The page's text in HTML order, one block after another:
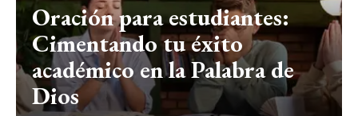
El mes en que Naciste, Significado Bíblico y
Mensaje oculto de tu cumpleaños
24:29
3 Preguntas Profundas para FORTALECER TU
RELACIÓN
24:15
Oración para estudiantes:
Cimentando tu éxito
académico en la Palabra de
Dios